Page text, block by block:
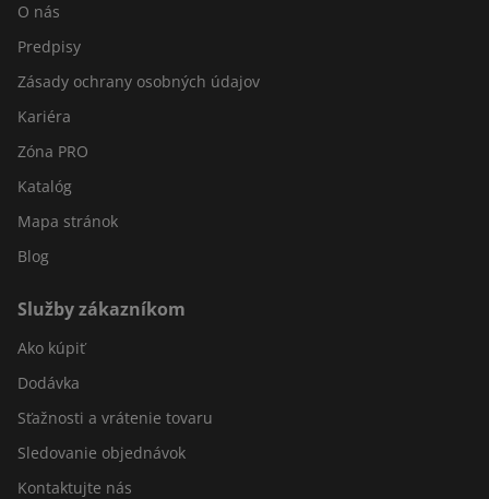
O nás
Predpisy
Zásady ochrany osobných údajov
Kariéra
Zóna PRO
Katalóg
Mapa stránok
Blog
Služby zákazníkom
Ako kúpiť
Dodávka
Sťažnosti a vrátenie tovaru
Sledovanie objednávok
Kontaktujte nás